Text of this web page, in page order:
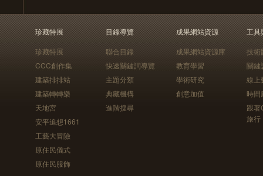
珍藏特展
珍藏特展
CCC創作集
建築排排站
建築轉轉樂
天地宮
安平追想1661
工藝大冒險
原住民儀式
原住民服飾
目錄導覽
聯合目錄
快速關鍵詞導覽
主題分類
典藏機構
進階搜尋
成果網站資源
成果網站資源庫
教育學習
學術研究
創意加值
工具
技術
關鍵
線上
時間
跟
旅行